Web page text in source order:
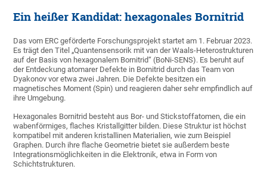
Ein heißer Kandidat: hexagonales Bornitrid
Das vom ERC geförderte Forschungsprojekt startet am 1. Februar 2023.
Es trägt den Titel „Quantensensorik mit van der Waals-Heterostrukturen
auf der Basis von hexagonalem Bornitrid“ (BoNi-SENS). Es beruht auf
der Entdeckung atomarer Defekte in Bornitrid durch das Team von
Dyakonov vor etwa zwei Jahren. Die Defekte besitzen ein
magnetisches Moment (Spin) und reagieren daher sehr empfindlich auf
ihre Umgebung.
Hexagonales Bornitrid besteht aus Bor- und Stickstoffatomen, die ein
wabenförmiges, flaches Kristallgitter bilden. Diese Struktur ist höchst
kompatibel mit anderen kristallinen Materialien, wie zum Beispiel
Graphen. Durch ihre flache Geometrie bietet sie außerdem beste
Integrationsmöglichkeiten in die Elektronik, etwa in Form von
Schichtstrukturen.